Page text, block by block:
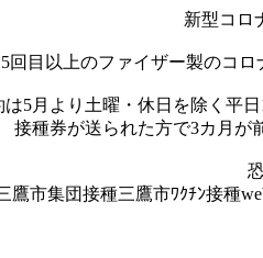
新型コロ
5回目以上のファイザー製のコ
は5月より土曜・休日を除く平
接種券が送られた方で3カ月が
鷹市集団接種三鷹市ﾜｸﾁﾝ接種